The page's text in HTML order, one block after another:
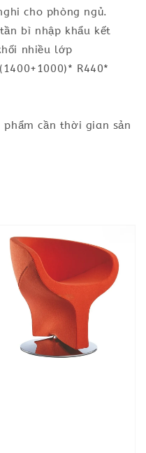
cho phòng ngủ.
bì nhập khẩu kết
nhiều lớp
R440*
cần thời gian sản